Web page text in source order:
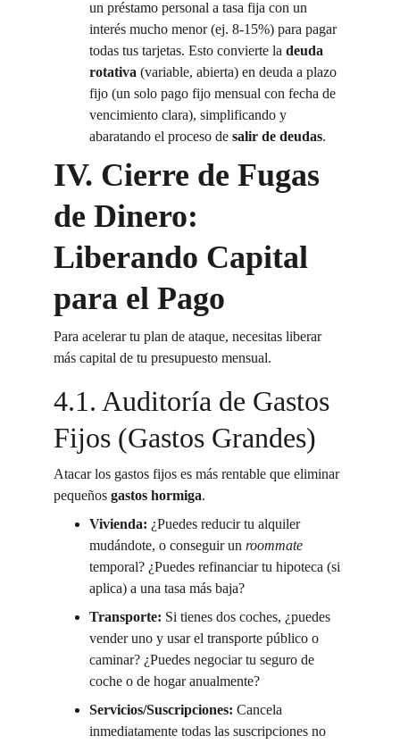
un préstamo personal a tasa fija con un
interés mucho menor (ej. 8-15%) para pagar
todas tus tarjetas. Esto convierte la deuda
rotativa (variable, abierta) en deuda a plazo
fijo (un solo pago fijo mensual con fecha de
vencimiento clara), simplificando y
abaratando el proceso de salir de deudas.
IV. Cierre de Fugas
de Dinero:
Liberando Capital
para el Pago
Para acelerar tu plan de ataque, necesitas liberar
más capital de tu presupuesto mensual.
4.1. Auditoría de Gastos
Fijos (Gastos Grandes)
Atacar los gastos fijos es más rentable que eliminar
pequeños gastos hormiga.
Vivienda: ¿Puedes reducir tu alquiler
mudándote, o conseguir un roommate
temporal? ¿Puedes refinanciar tu hipoteca (si
aplica) a una tasa más baja?
Transporte: Si tienes dos coches, ¿puedes
vender uno y usar el transporte público o
caminar? ¿Puedes negociar tu seguro de
coche o de hogar anualmente?
Servicios/Suscripciones: Cancela
inmediatamente todas las suscripciones no